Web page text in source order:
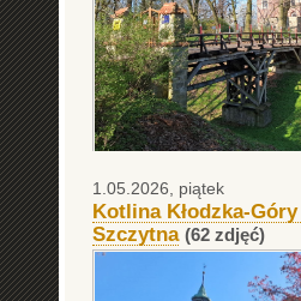
1.05.2026, piątek
Kotlina Kłodzka-
Szczytna (62 zdjęć)